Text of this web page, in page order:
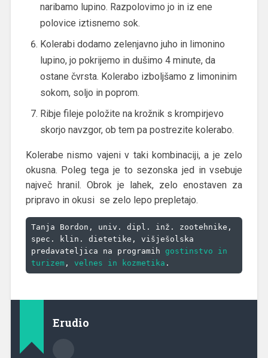
naribamo lupino. Razpolovimo jo in iz ene
polovice iztisnemo sok.
Kolerabi dodamo zelenjavno juho in limonino
lupino, jo pokrijemo in dušimo 4 minute, da
ostane čvrsta. Kolerabo izboljšamo z limoninim
sokom, soljo in poprom.
Ribje fileje položite na krožnik s krompirjevo
skorjo navzgor, ob tem pa postrezite kolerabo.
Kolerabe nismo vajeni v taki kombinaciji, a je zelo
okusna. Poleg tega je to sezonska jed in vsebuje
največ hranil. Obrok je lahek, zelo enostaven za
pripravo in okusi se zelo lepo prepletajo.
Tanja Bordon, univ. dipl. inž. zootehnike,
spec. klin. dietetike, višješolska
predavateljica na programih gostinstvo in
turizem, velnes in kozmetika .
Erudio